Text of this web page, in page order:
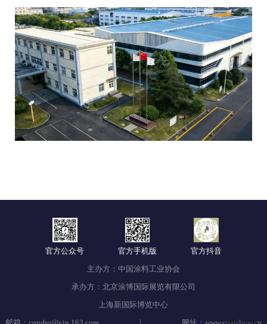
官方公众号 官方手机版
官方抖音
主办方：中国涂料工业协会
承办方：北京涂博国际展览有限公司
上海新国际博览中心
|